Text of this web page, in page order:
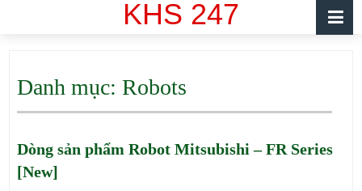
KHS 247
Danh mục: Robots
Dòng sản phẩm Robot Mitsubishi – FR Series
[New]